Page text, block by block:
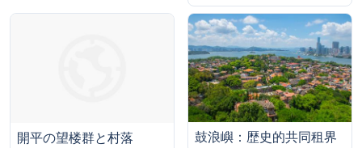
開平の望楼群と村落 鼓浪嶼：歴史的共同租界